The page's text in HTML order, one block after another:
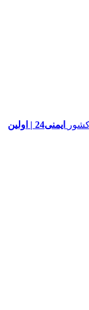
ایمنی24 | اولین